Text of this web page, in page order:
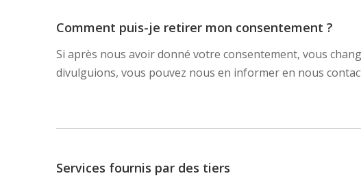
Comment puis-je retirer mon consentement ?
Si après nous avoir donné votre consentement, vous
divulguions, vous pouvez nous en informer en nous
Services fournis par des tiers